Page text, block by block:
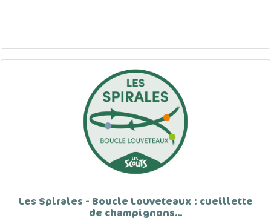
Auteur: Les Scouts + Animateurs Louveteaux Scoutopia 2022